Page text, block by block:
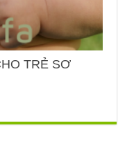
TRẺ SƠ